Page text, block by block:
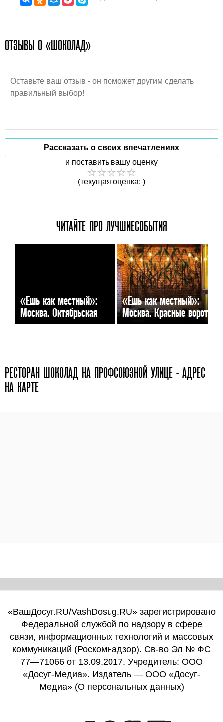
ОТЗЫВЫ О «ШОКОЛАД»
Рассказать о своих впечатлениях
и поставить вашу оценку
(текущая оценка: )
ЧИТАЙТЕ ПРО ЛУЧШИЕСОБЫТИЯ
«Ешь как местный»:
Москва. Октябрьская
«Ешь как местный»:
Москва. Красные ворота
РЕСТОРАН ШОКОЛАД НА ПРОФСОЮЗНОЙ УЛИЦЕ - АДРЕС
НА КАРТЕ
«ВашДосуг.RU/VashDosug.RU» зарегистрировано
Федеральной службой по надзору в сфере
связи, информационных технологий и массовых
коммуникаций (Роскомнадзор). Св-во Эл № ФС
77—71066 от 13.09.2017. Учредитель: ООО
«Досуг-Медиа». Издатель — ООО «Досуг-
Медиа» (О персональных данных)